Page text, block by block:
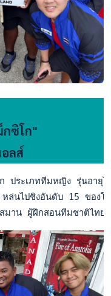
กซิโก"
ลส์
ประเภททีมหญิง รุ่นอายุ
ล่นไปชิงอันดับ 15 ของ
าน ผู้ฝึกสอนทีมชาติไทย